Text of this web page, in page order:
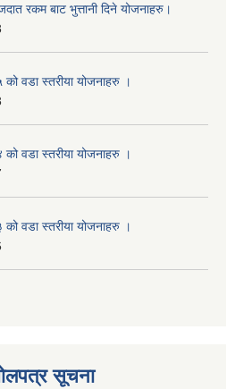
रकम बाट भुत्तानी दिने योजनाहरु।
वडा स्तरीया योजनाहरु ।
वडा स्तरीया योजनाहरु ।
वडा स्तरीया योजनाहरु ।
सूचना